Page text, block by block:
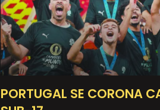
PORTUGAL SE CORONA